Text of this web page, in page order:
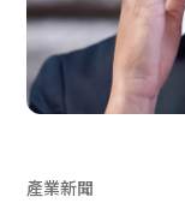
產業新聞